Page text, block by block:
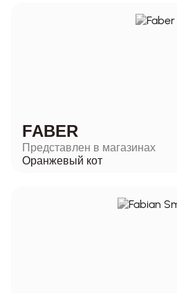
FABER
Представлен в магазинах
Оранжевый кот